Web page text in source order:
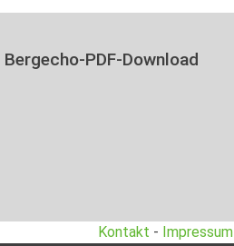
Bergecho-PDF-Download
Kontakt - Impressum